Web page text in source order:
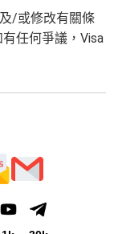
/或修改有關條
任何爭議，Visa